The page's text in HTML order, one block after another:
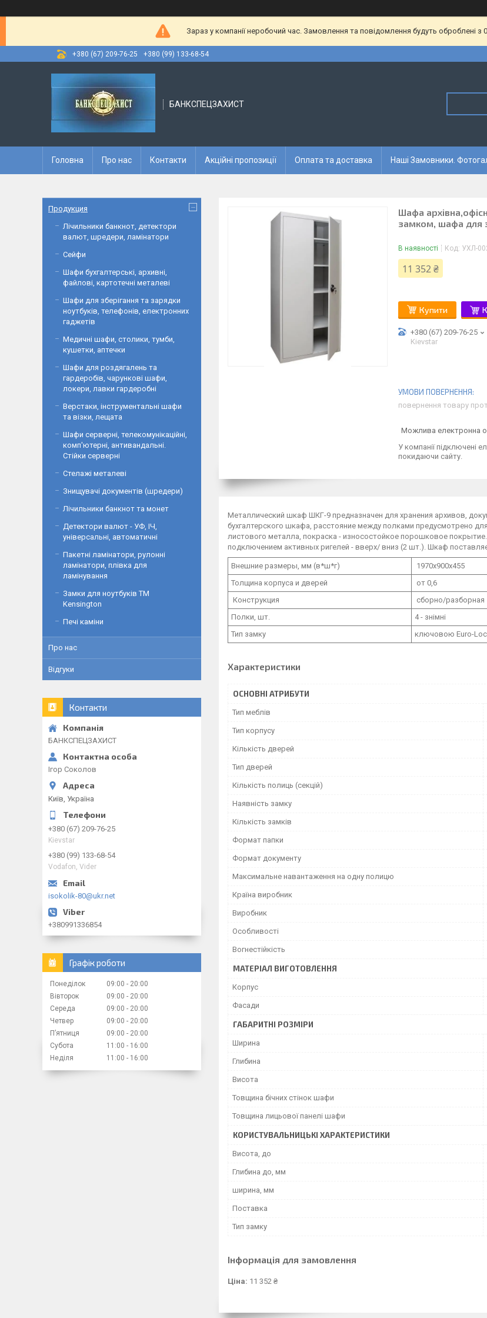
Зараз у компанії неробочий час. Замовлення та повідомлення будуть оброблені
+380 (67) 209-76-25 +380 (99) 133-68-54
БАНКСПЕЦЗАХИСТ
Головна Про нас Контакти Акційні пропозиції Оплата та доставка Наші Замовники.
Шафа
замком, шафа для
В наявності Код: УХЛ-
11 352 ₴
Купити
+380 (67) 209-76-25
Kievstar
повернення товару
У компанії підключені
покидаючи сайту.
Металлический шкаф ШКГ-9 предназначен для хранения архивов,
бухгалтерского шкафа, расстояние между полками предусмотрено
листового металла, покраска - износостойкое порошковое
подключением активных ригелей - вверх/ вниз (2 шт.). Шкаф
Внешние размеры, мм (в*ш*г)
1970х900х455
Толщина корпуса и дверей
от 0,6
Конструкция
сборно/разборная
Полки, шт.
4 - знімні
Тип замку
ключовою Euro-
Характеристики
ОСНОВНІ АТРИБУТИ
Тип меблів
Тип корпусу
Кількість дверей
Тип дверей
Кількість полиць (секцій)
Наявність замку
Кількість замків
Формат папки
Формат документу
Максимальне навантаження на одну полицю
Країна виробник
Виробник
Особливості
Вогнестійкість
МАТЕРІАЛ ВИГОТОВЛЕННЯ
Корпус
Фасади
ГАБАРИТНІ РОЗМІРИ
Ширина
Глибина
Висота
Товщина бічних стінок шафи
Товщина лицьової панелі шафи
КОРИСТУВАЛЬНИЦЬКІ ХАРАКТЕРИСТИКИ
Висота, до
Глибина до, мм
ширина, мм
Поставка
Тип замку
Інформація для замовлення
Ціна: 11 352 ₴
Продукция
Лічильники банкнот, детектори
валют, шредери, ламінатори
Сейфи
Шафи бухгалтерські, архивні,
файлові, картотечні металеві
Шафи для зберігання та зарядки
ноутбуків, телефонів, електронних
гаджетів
Медичні шафи, столики, тумби,
кушетки, аптечки
Шафи для роздягалень та
гардеробів, чарункові шафи,
локери, лавки гардеробні
Верстаки, інструментальні шафи
та візки, лещата
Шафи серверні, телекомунікаційні,
комп'ютерні, антивандальні.
Стійки серверні
Стелажі металеві
Знищувачі документів (шредери)
Лічильники банкнот та монет
Детектори валют - УФ, ІЧ,
універсальні, автоматичні
Пакетні ламінатори, рулонні
ламінатори, плівка для
ламінування
Замки для ноутбуків ТМ
Kensington
Печі каміни
Про нас
Відгуки
Контакти
БАНКСПЕЦЗАХИСТ
Ігор Соколов
Київ, Україна
+380 (67) 209-76-25
Kievstar
+380 (99) 133-68-54
Vodafon, Vider
isokolik-80@ukr.net
+380991336854
Графік роботи
Понеділок 09:00
20:00
Вівторок
09:00
20:00
Середа
09:00
20:00
Четвер
09:00
20:00
Пʼятниця
09:00
20:00
Субота
11:00
16:00
Неділя
11:00 16:00